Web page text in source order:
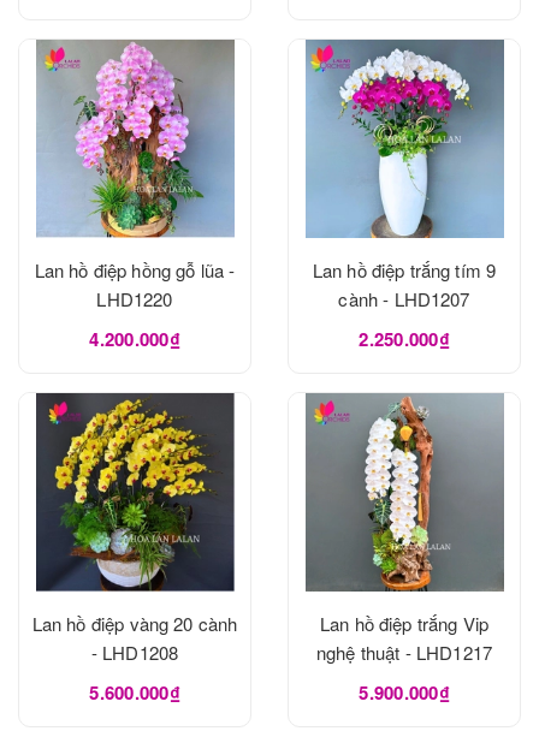
Lan hồ điệp hồng gỗ lũa -
LHD1220
4.200.000₫
Lan hồ điệp trắng tím 9
cành - LHD1207
2.250.000₫
Lan hồ điệp vàng 20 cành
- LHD1208
5.600.000₫
Lan hồ điệp trắng Vip
nghệ thuật - LHD1217
5.900.000₫